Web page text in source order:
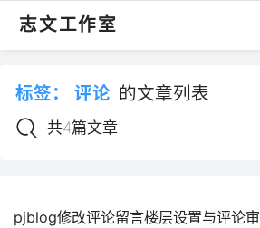
志文工作室
标签： 评论 的文章列表
共4篇文章
pjblog修改评论留言楼层设置与评论审